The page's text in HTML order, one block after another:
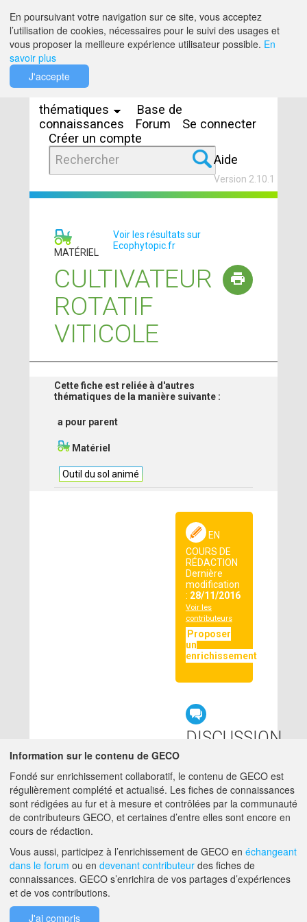
thématiques
Base de
connaissances
Forum
Se connecter
Créer un compte
Aide
Version 2.10.1
MATÉRIEL
Voir les résultats sur
Ecophytopic.fr
CULTIVATEUR
ROTATIF
VITICOLE
Cette fiche est reliée à d'autres
thématiques de la manière suivante :
a pour parent
Matériel
Outil du sol animé
EN
COURS DE
RÉDACTION
Dernière
modification
: 28/11/2016
Voir les
contributeurs
Proposer
un
enrichissement
DISCUSSION
null
A PROPOS DE GECO AIDE
F.A.Q.
En poursuivant votre navigation sur ce site, vous acceptez
l’utilisation de cookies, nécessaires pour le suivi des usages et
vous proposer la meilleure expérience utilisateur possible. En
savoir plus
J'accepte
Information sur le contenu de GECO
Fondé sur enrichissement collaboratif, le contenu de GECO est
régulièrement complété et actualisé. Les fiches de connaissances
sont rédigées au fur et à mesure et contrôlées par la communauté
de contributeurs GECO, et certaines d’entre elles sont encore en
cours de rédaction.
Vous aussi, participez à l’enrichissement de GECO en échangeant
dans le forum ou en devenant contributeur des fiches de
connaissances. GECO s’enrichira de vos partages d’expériences
et de vos contributions.
J'ai compris